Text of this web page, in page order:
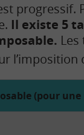
progressif.
Il existe 5
l’imposition
(pour